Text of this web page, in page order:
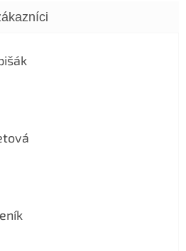
je 5 z 5 hviezdičiek.
je 5 z 5 hviezdičiek.
je 5 z 5 hviezdičiek.